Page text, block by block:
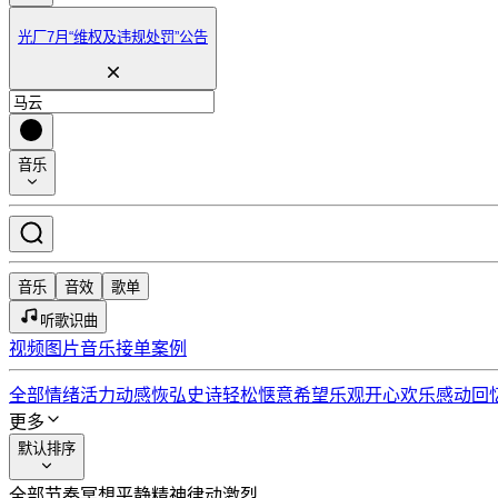
光厂7月“维权及违规处罚”公告
音乐
音乐 音效
歌单
听歌识曲
视频 图片音乐接单案例
全部情绪活力动感恢弘史诗轻松惬意希望乐观开心欢乐感动回
更多
默认排序